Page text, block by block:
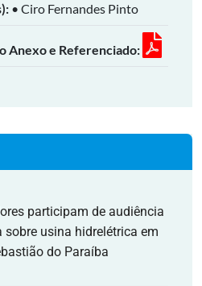
• Ciro Fernandes Pinto
Anexo e Referenciado:
participam de audiência
sobre usina hidrelétrica em
do Paraíba